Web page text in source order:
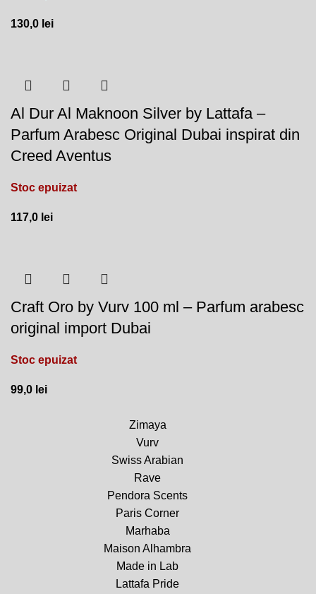
130,0 lei
Al Dur Al Maknoon Silver by Lattafa –
Parfum Arabesc Original Dubai inspirat din
Creed Aventus
Stoc epuizat
117,0 lei
Craft Oro by Vurv 100 ml – Parfum arabesc
original import Dubai
Stoc epuizat
99,0 lei
Zimaya
Vurv
Swiss Arabian
Rave
Pendora Scents
Paris Corner
Marhaba
Maison Alhambra
Made in Lab
Lattafa Pride